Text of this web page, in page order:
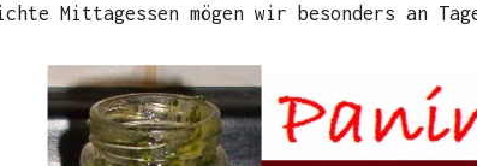
Mittagessen mögen wir besonders an